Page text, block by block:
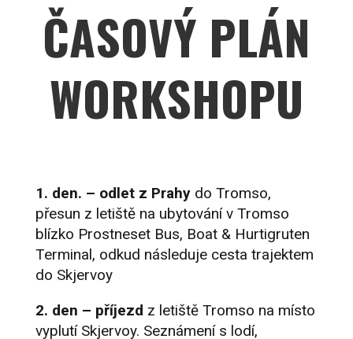
ČASOVÝ PLÁN
WORKSHOPU
1. den. – odlet z Prahydo Tromso,
přesun z letiště na ubytování v Tromso
blízko Prostneset Bus, Boat & Hurtigruten
Terminal, odkud následuje cesta trajektem
do Skjervoy
2. den – příjezd z letiště Tromso na místo
vyplutí Skjervoy. Seznámení s lodí,